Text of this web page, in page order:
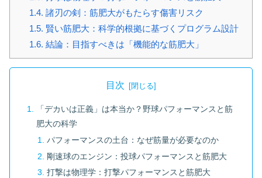
1.4. 諸刃の剣：筋肥大がもたらす傷害リスク
1.5. 賢い筋肥大：科学的根拠に基づくプログラム設計
1.6. 結論：目指すべきは「機能的な筋肥大」
目次
「デカいは正義」は本当か？野球パフォーマンスと筋
肥大の科学
パフォーマンスの土台：なぜ筋量が必要なのか
剛速球のエンジン：投球パフォーマンスと筋肥大
打撃は物理学：打撃パフォーマンスと筋肥大